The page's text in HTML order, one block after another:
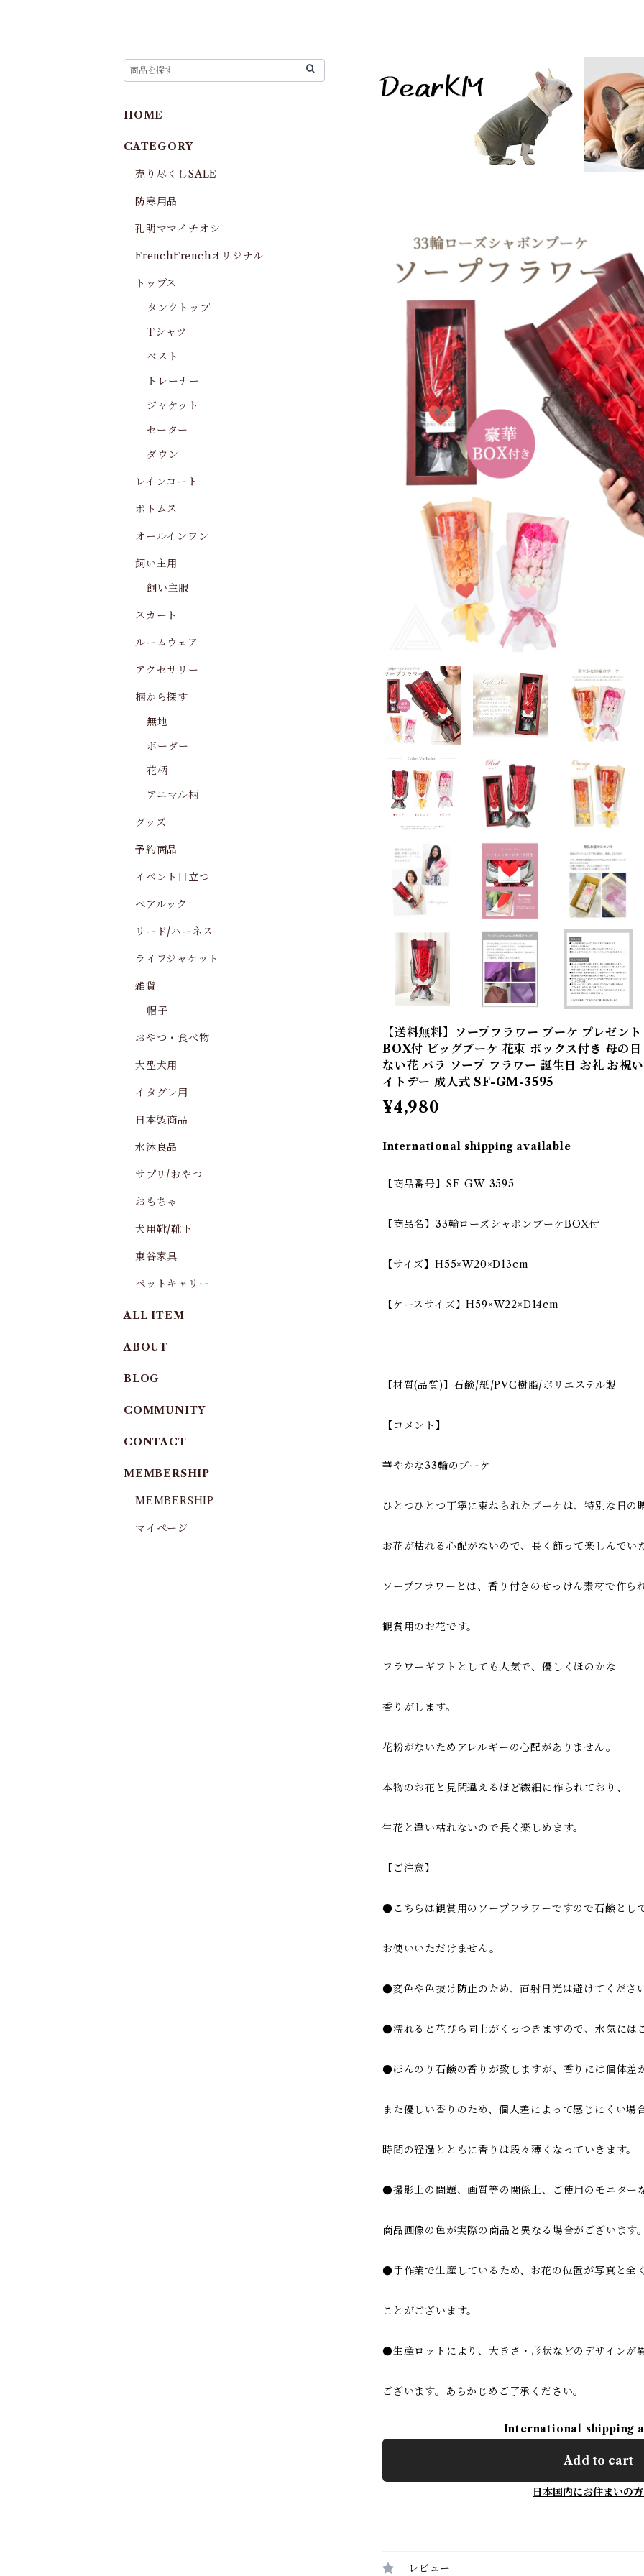
【送料無料】ソープフラワー ブーケ プレゼン
BOX付 ビッグブーケ 花束 ボックス付き 母の
ない花 バラ ソープ フラワー 誕生日 お礼 お祝
イトデー 成人式 SF-GM-3595
¥4,980
International shipping available
【商品番号】SF-GW-3595
【商品名】33輪ローズシャボンブーケBOX付
【サイズ】H55×W20×D13cm
【ケースサイズ】H59×W22×D14cm
【材質(品質)】石鹸/紙/PVC樹脂/ポリエステル製
【コメント】
華やかな33輪のブーケ
ひとつひとつ丁寧に束ねられたブーケは、特別な日の
お花が枯れる心配がないので、長く飾って楽しんでい
ソープフラワーとは、香り付きのせっけん素材で作ら
観賞用のお花です。
フラワーギフトとしても人気で、優しくほのかな
香りがします。
花粉がないためアレルギーの心配がありません。
本物のお花と見間違えるほど繊細に作られており、
生花と違い枯れないので長く楽しめます。
【ご注意】
●こちらは観賞用のソープフラワーですので石鹸とし
お使いいただけません。
●変色や色抜け防止のため、直射日光は避けてくださ
●濡れると花びら同士がくっつきますので、水気には
●ほんのり石鹸の香りが致しますが、香りには個体差
また優しい香りのため、個人差によって感じにくい場
時間の経過とともに香りは段々薄くなっていきます。
●撮影上の問題、画質等の関係上、ご使用のモニター
商品画像の色が実際の商品と異なる場合がございます
●手作業で生産しているため、お花の位置が写真と全
ことがございます。
●生産ロットにより、大きさ・形状などのデザインが
ございます。あらかじめご了承ください。
International shipping
Add to cart
日本国内にお住まいの
レビュー
HOME
CATEGORY
売り尽くしSALE
防寒用品
孔明ママイチオシ
FrenchFrenchオリジナル
トップス
タンクトップ
Tシャツ
ベスト
トレーナー
ジャケット
セーター
ダウン
レインコート
ボトムス
オールインワン
飼い主用
飼い主服
スカート
ルームウェア
アクセサリー
柄から探す
無地
ボーダー
花柄
アニマル柄
グッズ
予約商品
イベント目立つ
ペアルック
リード/ハーネス
ライフジャケット
雑貨
帽子
おやつ・食べ物
大型犬用
イタグレ用
日本製商品
水沐良品
サプリ/おやつ
おもちゃ
犬用靴/靴下
東谷家具
ペットキャリー
ALL ITEM
ABOUT
BLOG
COMMUNITY
CONTACT
MEMBERSHIP
MEMBERSHIP
マイページ